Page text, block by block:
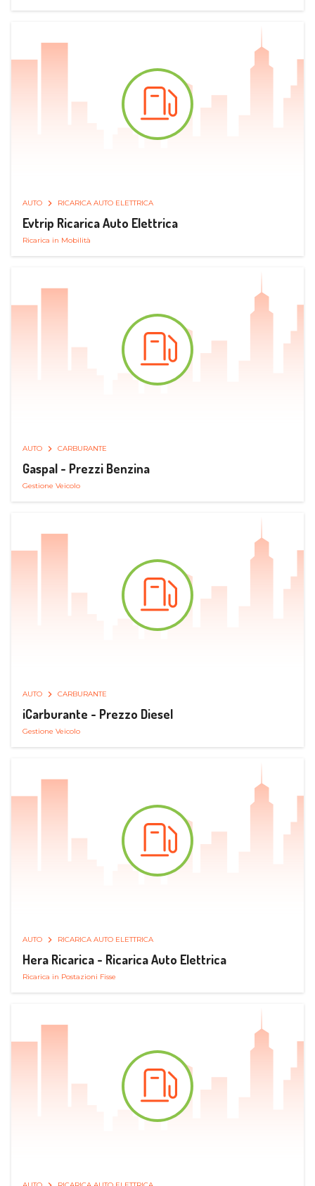
AUTO RICARICA AUTO ELETTRICA
Evtrip Ricarica Auto Elettrica
Ricarica in Mobilità
AUTO CARBURANTE
Gaspal - Prezzi Benzina
Gestione Veicolo
AUTO CARBURANTE
iCarburante - Prezzo Diesel
Gestione Veicolo
AUTO RICARICA AUTO ELETTRICA
Hera Ricarica - Ricarica Auto Elettrica
Ricarica in Postazioni Fisse